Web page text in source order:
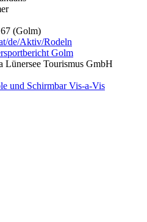
(Golm)
de/Aktiv/Rodeln
Golm
Lünersee Tourismus GmbH
und Schirmbar Vis-a-Vis